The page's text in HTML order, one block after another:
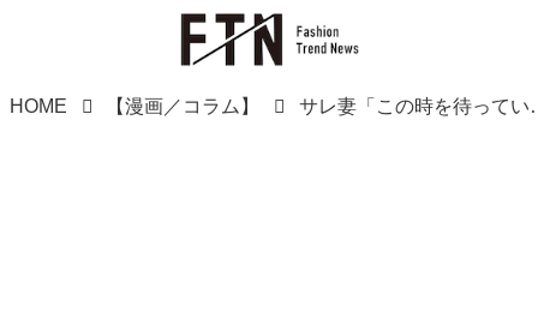
HOME 【漫画／コラム】 サレ妻「この時を待